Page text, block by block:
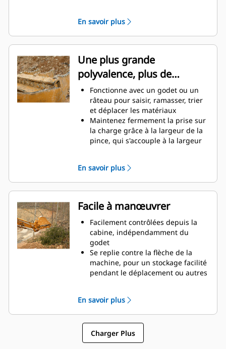
Réalisez des travaux au-dessous
du niveau du sol, des travaux
verticaux ou dans des zones
confinées, en toute facilité. Qu'il
s'agisse de construction de hauts
murs de pierres ou de chargement
de camions à benne haute, il est
des situations où le contrôle de la
charge en hauteur est important.
Augmentez la productivité de
votre machine, de l'excavation à la
manutention de matériaux
En savoir plus
Une plus grande
polyvalence, plus de
productivité
Fonctionne avec un godet ou un
râteau pour saisir, ramasser, trier
et déplacer les matériaux
Maintenez fermement la prise sur
la charge grâce à la largeur de la
pince, qui s'accouple à la largeur
pince et le godet ou râteau grâce à
la courbure unique et la denture
de la pince
Obtenez les pinces les plus
appropriées à vos applications.
Avec quatre configurations de
dents, sélectionnez la meilleure
option, pour une préhension
complète ou le repli de la flèche
lors du transport.
La gestion de plusieurs
d'attache. Il est recommandé de
sélectionner des modèles de
pinces compatibles avec les
attaches à accouplement par axes
Cat, ce qui permet un partage des
En savoir plus
Facile à manœuvrer
Facilement contrôlées depuis la
cabine, indépendamment du
godet
Se replie contre la flèche de la
machine, pour un stockage facilité
pendant le déplacement ou autres
maintenance et du
fonctionnement général font des
pinces un accessoire plus simple
et au coût d'exploitation plus
abordable que les grappins
En savoir plus
Charger Plus